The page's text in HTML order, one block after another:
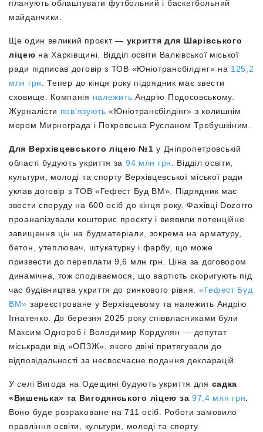
планують облаштувати футбольний і баскетбольний
майданчики.
Ще один великий проєкт — укриття для Шарівського
ліцею на Харківщині. Відділ освіти Валківської міської
ради підписав договір з ТОВ «Юніотрансбілдінг» на 125,2
млн грн
. Тепер до кінця року підрядник має звести
сховище. Компанія належить Андрію Подосовському.
Журналісти пов’язують«Юніотрансбілдінг» з колишнім
мером Мирнограда і Покровська Русланом Требушкіним.
Для Верхівцевського ліцею №1 у Дніпропетровській
області будують укриття за 94 млн грн
. Відділ освіти,
культури, молоді та спорту Верхівцевської міської ради
уклав договір з ТОВ «Гефест Буд ВМ». Підрядник має
звести споруду на 600 осіб до кінця року. Фахівці Dozorro
проаналізували кошторис проєкту і виявили потенційне
завищення цін на будматеріали, зокрема на арматуру,
бетон, утеплювач, штукатурку і фарбу, що може
призвести до переплати 9,6 млн грн. Ціна за договором
динамічна, тож сподіваємося, що вартість скоригують під
час будівництва укриття до ринкового рівня. «Гефест Буд
ВМ» зареєстроване у Верхівцевому та належить Андрію
Ігнатенко. До березня 2025 року співвласниками були
Максим Однороб і Володимир Кордулян — депутат
міськради від «ОПЗЖ», якого двічі притягували до
відповідальності за несвоєчасне подання декларацій.
У селі Вигода на Одещині будують укриття для садка
«Вишенька» та Вигодянського ліцею за 97,4 млн грн.
Воно буде розраховане на 711 осіб. Роботи замовило
правління освіти, культури, молоді та спорту